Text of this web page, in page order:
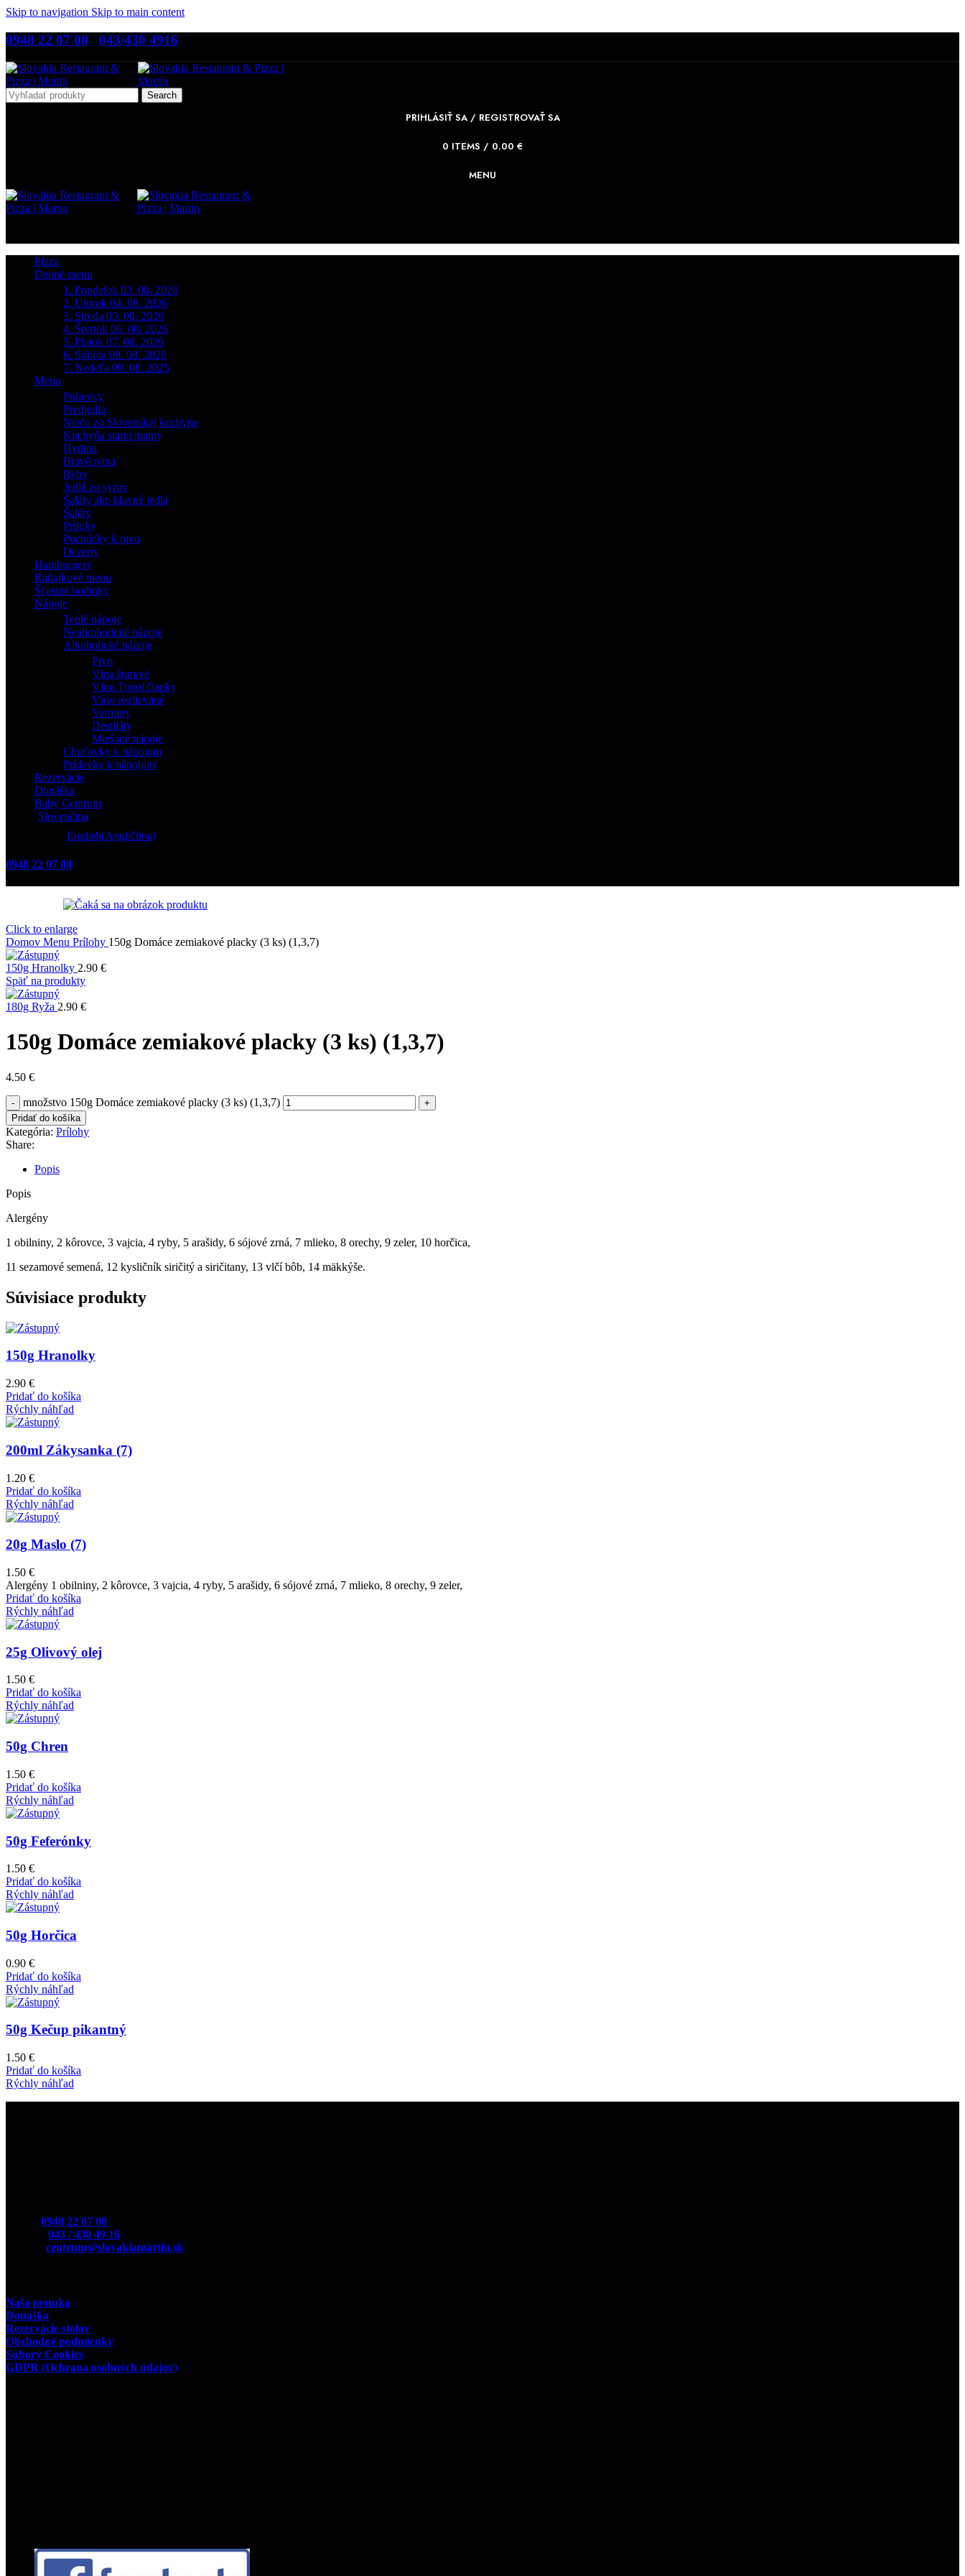
Skip to navigation Skip to main content
0948 22 07 08 043/430 4916
Search
PRIHLÁSIŤ SA / REGISTROVAŤ SA
0 ITEMS / 0.00 €
MENU
Pizza
Denné menu
1. Pondelok 03. 08. 2026
2. Utorok 04. 08. 2026
3. Streda 05. 08. 2026
4. Štvrtok 06. 08. 2026
5. Piatok 07. 08. 2026
6. Sobota 08. 08. 2026
7. Nedeľa 09. 08. 2025
Menu
Polievky
Predjedlá
Niečo zo Slovenskej kuchyne
Kuchyňa starej mamy
Hydina
Bravčovina
Ryby
Jedlá zo syrov
Šaláty ako hlavné jedlá
Šaláty
Prílohy
Pochúťky k pivu
Dezerty
Hamburgery
Raňajkové menu
Šťastné hodinky
Nápoje
Teplé nápoje
Nealkoholické nápoje
Alkoholické nápoje
Pivo
Vína šumivé
Víno Topoľčianky
Víno rozlievané
Vermuty
Destiláty
Miešané nápoje
Chuťovky k nápojom
Prídavky k nápojom
Rezervácie
Donáška
Baby Centrum
Slovenčina
English(Angličtina)
0948 22 07 08
Click to enlarge
Domov Menu Prílohy 150g Domáce zemiakové placky (3 ks) (1,3,7)
150g Hranolky 2.90 €
Späť na produkty
180g Ryža 2.90 €
150g Domáce zemiakové placky (3 ks) (1,3,7)
4.50 €
množstvo 150g Domáce zemiakové placky (3 ks) (1,3,7)
Pridať do košíka
Kategória: Prílohy
Share:
Popis
Popis
Alergény
1 obilniny, 2 kôrovce, 3 vajcia, 4 ryby, 5 arašidy, 6 sójové zrná, 7 mlieko, 8 orechy, 9 zeler, 10 horčica,
11 sezamové semená, 12 kysličník siričitý a siričitany, 13 vlčí bôb, 14 mäkkýše.
Súvisiace produkty
150g Hranolky
2.90 €
Pridať do košíka
Rýchly náhľad
200ml Zákysanka (7)
1.20 €
Pridať do košíka
Rýchly náhľad
20g Maslo (7)
1.50 €
Alergény 1 obilniny, 2 kôrovce, 3 vajcia, 4 ryby, 5 arašidy, 6 sójové zrná, 7 mlieko, 8 orechy, 9 zeler,
Pridať do košíka
Rýchly náhľad
25g Olivový olej
1.50 €
Pridať do košíka
Rýchly náhľad
50g Chren
1.50 €
Pridať do košíka
Rýchly náhľad
50g Feferónky
1.50 €
Pridať do košíka
Rýchly náhľad
50g Horčica
0.90 €
Pridať do košíka
Rýchly náhľad
50g Kečup pikantný
1.50 €
Pridať do košíka
Rýchly náhľad
0948 22 07 08
043 / 430 49 16
centrum@slovakiamartin.sk
Naša ponuka
Donáška
Rezervácie stolov
Obchodné podmienky
Súbory Cookies
GDPR (Ochrana osobných údajov)